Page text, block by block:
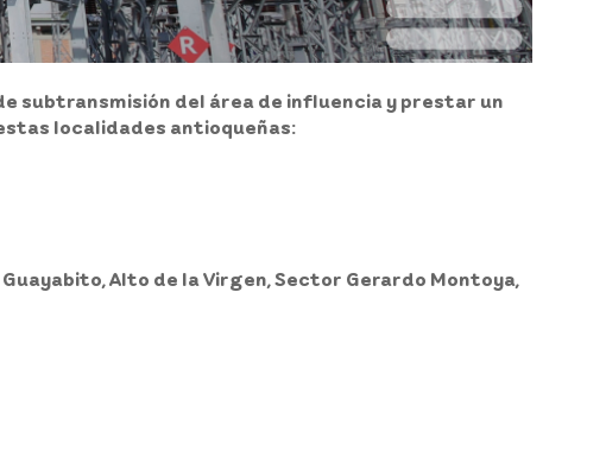
subtransmisión del área de influencia y prestar un
localidades antioqueñas:
Alto de la Virgen, Sector Gerardo Montoya,